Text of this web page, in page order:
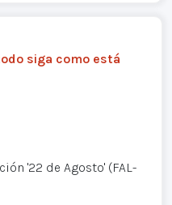
siga como está
'22 de Agosto' (FAL-